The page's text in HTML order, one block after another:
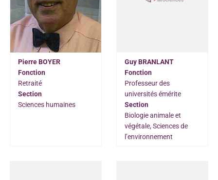
Pierre BOYER
Fonction
Retraité
Section
Sciences humaines
Guy BRANLANT
Fonction
Professeur des
universités émérite
Section
Biologie animale et
végétale, Sciences de
l’environnement